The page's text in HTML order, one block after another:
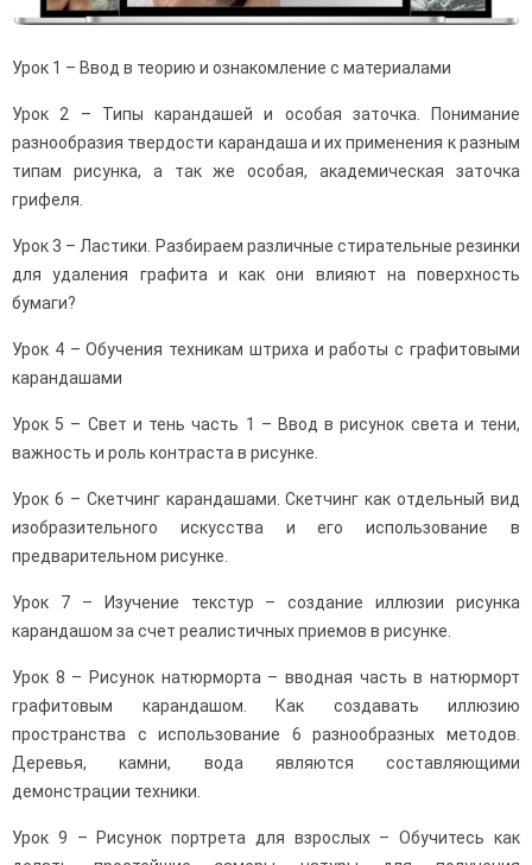
Урок 1 – Ввод в теорию и ознакомление с материалами
Урок 2 – Типы карандашей и особая заточка. Понимание
разнообразия твердости карандаша и их применения к разным
типам рисунка, а так же особая, академическая заточка
грифеля.
Урок 3 – Ластики. Разбираем различные стирательные резинки
для удаления графита и как они влияют на поверхность
бумаги?
Урок 4 – Обучения техникам штриха и работы с графитовыми
карандашами
Урок 5 – Свет и тень часть 1 – Ввод в рисунок света и тени,
важность и роль контраста в рисунке.
Урок 6 – Скетчинг карандашами. Скетчинг как отдельный вид
изобразительного искусства и его использование в
предварительном рисунке.
Урок 7 – Изучение текстур – создание иллюзии рисунка
карандашом за счет реалистичных приемов в рисунке.
Урок 8 – Рисунок натюрморта – вводная часть в натюрморт
графитовым карандашом. Как создавать иллюзию
пространства с использование 6 разнообразных методов.
Деревья, камни, вода являются составляющими
демонстрации техники.
Урок 9 – Рисунок портрета для взрослых – Обучитесь как